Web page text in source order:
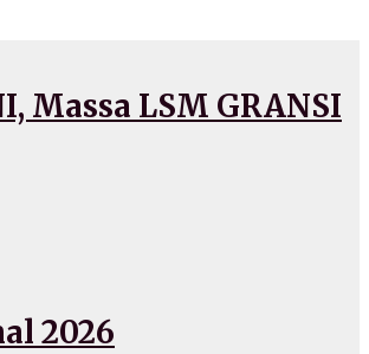
Massa LSM GRANSI
2026